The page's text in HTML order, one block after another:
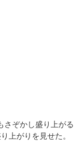
ぞかし盛り上がる
上がりを見せた。